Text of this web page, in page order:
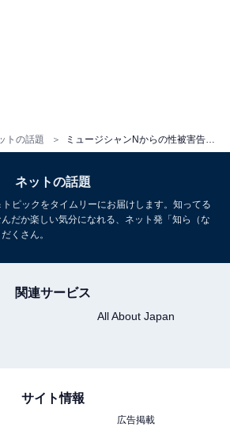
トの話題
ネットの話題
ピックをタイムリーにお届けします。知ってる
だか楽しい気分になれる、ネット発「知ら（な
くさん。
関連サービス
All About Japan
サイト情報
広告掲載